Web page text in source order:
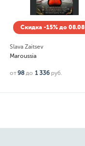
Скидка -15% до 08.08
Slava Zaitsev
Maroussia
от98 до 1 336 руб.